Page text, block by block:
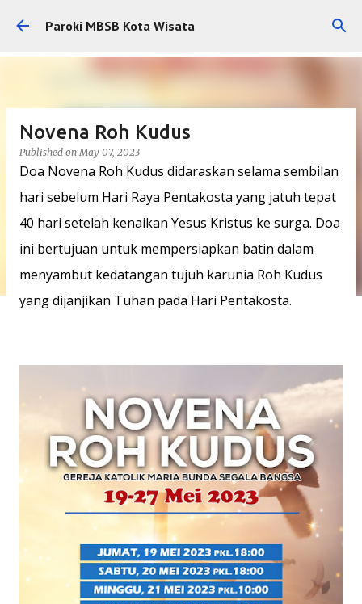
Skip to main content
Paroki MBSB Kota Wisata
Novena Roh Kudus
Published onMay 07, 2023
Doa Novena Roh Kudus didaraskan selama sembilan
hari sebelum Hari Raya Pentakosta yang jatuh tepat
40 hari setelah kenaikan Yesus Kristus ke surga. Doa
ini bertujuan untuk mempersiapkan batin dalam
menyambut kedatangan tujuh karunia Roh Kudus
yang dijanjikan Tuhan pada Hari Pentakosta.